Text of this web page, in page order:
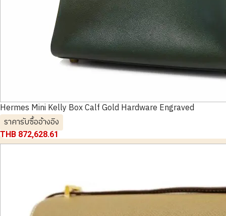
Hermes Mini Kelly Box Calf Gold Hardware Engraved
ราคารับซื้ออ้างอิง
THB 872,628.61